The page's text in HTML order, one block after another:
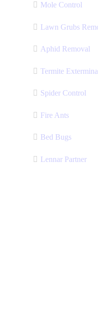
Mole Control
Lawn Grubs
Aphid Removal
Termite
Spider Control
Fire Ants
Bed Bugs
Lennar Partner